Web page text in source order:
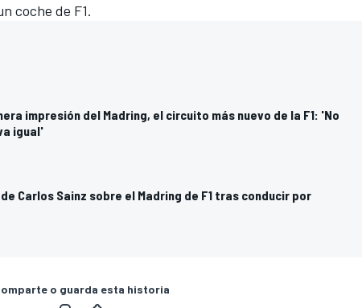
coche de F1.
impresión del Madring, el circuito más nuevo de la F1: 'No
igual'
Carlos Sainz sobre el Madring de F1 tras conducir por
o guarda esta historia